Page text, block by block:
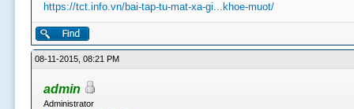
https://tct.info.vn/bai-tap-tu-mat-xa-gi...khoe-muot/
08-11-2015, 08:21 PM
admin
Administrator